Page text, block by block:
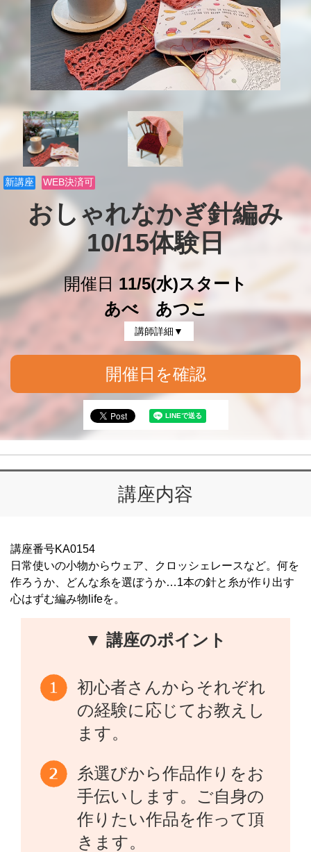
新講座 WEB決済可
おしゃれなかぎ針編み
10/15体験日
開催日 11/5(水)スタート
あべ あつこ
講師詳細▼
開催日を確認
講座内容
講座番号KA0154
日常使いの小物からウェア、クロッシェレースなど。何を
作ろうか、どんな糸を選ぼうか…1本の針と糸が作り出す
心はずむ編み物lifeを。
▼ 講座のポイント
初心者さんからそれぞれ
の経験に応じてお教えし
ます。
糸選びから作品作りをお
手伝いします。ご自身の
作りたい作品を作って頂
きます。